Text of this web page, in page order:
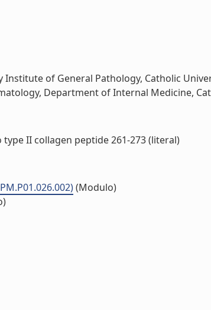
of General Pathology, Catholic
Department of Internal Medicine,
II collagen peptide 261-273 (literal)
(Modulo)